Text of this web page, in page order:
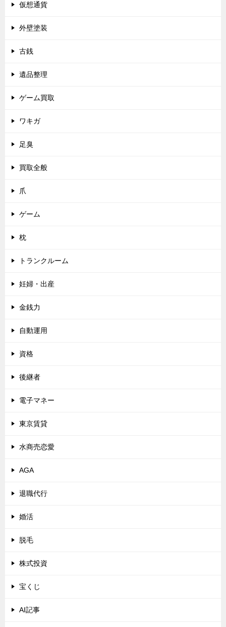
仮想通貨
外壁塗装
古銭
遺品整理
ゲーム買取
ワキガ
足臭
買取全般
爪
ゲーム
枕
トランクルーム
妊婦・出産
金銭力
自動運用
資格
後継者
電子マネー
東京賃貸
水商売恋愛
AGA
退職代行
婚活
脱毛
株式投資
宝くじ
AI記事